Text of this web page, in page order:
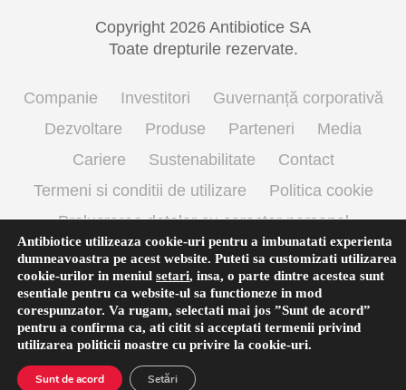
Copyright 2026 Antibiotice SA
Toate drepturile rezervate.
Companie Investitori
Guvernanță corporativă
Dezvoltare
Produse Parteneri
Media
Cariere
Sustenabilitate
Contact
Termeni si conditii de utilizare
Politica cookie
Prelucrarea datelor cu caracter personal
Antibiotice utilizeaza cookie-uri pentru a imbunatati experienta
dumneavoastra pe acest website. Puteti sa customizati utilizarea
cookie-urilor in meniul setari, insa, o parte dintre acestea sunt
esentiale pentru ca website-ul sa functioneze in mod
corespunzator. Va rugam, selectati mai jos ”Sunt de acord”
pentru a confirma ca, ati citit si acceptati termenii privind
utilizarea politicii noastre cu privire la cookie-uri.
Sunt de acord Setări
English(Engleză) Română